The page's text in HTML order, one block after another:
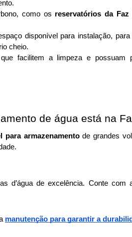
como os reservatórios da Faz
disponível para instalação,
cheio.
facilitem a limpeza e possuam
de água está na
para armazenamento de grandes
d’água de excelência. Conte com
manutenção para garantir a